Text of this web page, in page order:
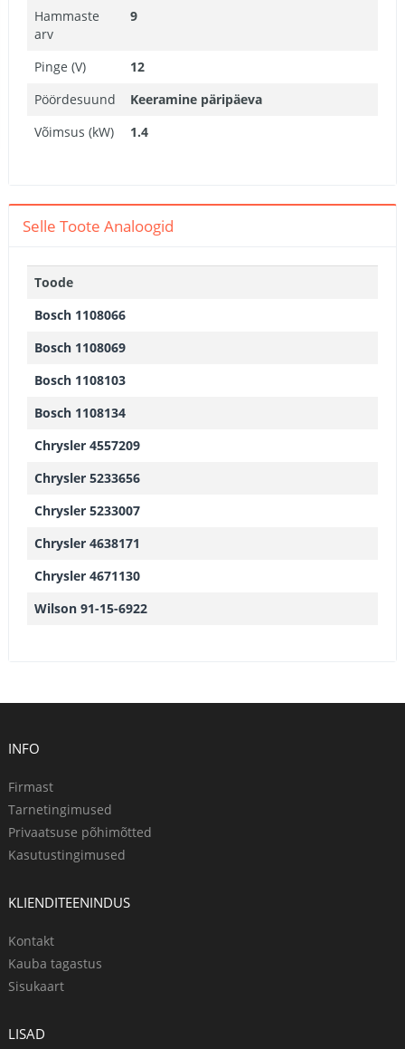
Hammaste
arv
9
Pinge (V)
12
Pöördesuund
Keeramine päripäeva
Võimsus (kW)
1.4
Selle Toote Analoogid
Toode
Bosch 1108066
Bosch 1108069
Bosch 1108103
Bosch 1108134
Chrysler 4557209
Chrysler 5233656
Chrysler 5233007
Chrysler 4638171
Chrysler 4671130
Wilson 91-15-6922
INFO
Firmast
Tarnetingimused
Privaatsuse põhimõtted
Kasutustingimused
KLIENDITEENINDUS
Kontakt
Kauba tagastus
Sisukaart
LISAD